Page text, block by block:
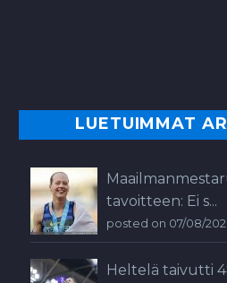
LUETUIMMAT
tavoitteen: Ei s...
posted on 07/08/
Heltelä taivutti